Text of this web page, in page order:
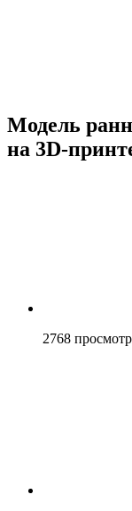
Модель
на 3D-
2768